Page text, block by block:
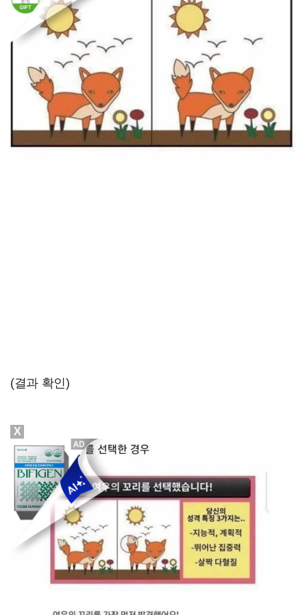
(결과 확인)
X